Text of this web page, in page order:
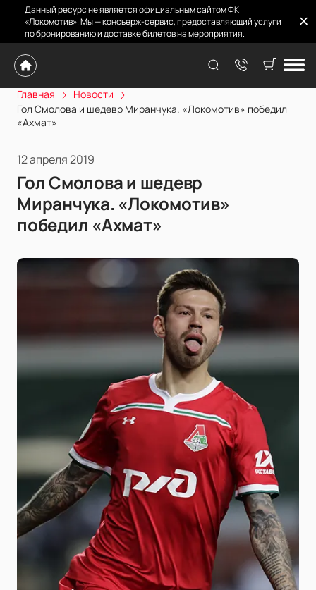
Данный ресурс не является официальным сайтом ФК
«Локомотив». Мы — консьерж-сервис, предоставляющий услуги
по бронированию и доставке билетов на мероприятия.
Главная
Новости
Гол Смолова и шедевр Миранчука. «Локомотив» победил
«Ахмат»
12 апреля 2019
Гол Смолова и шедевр
Миранчука. «Локомотив»
победил «Ахмат»